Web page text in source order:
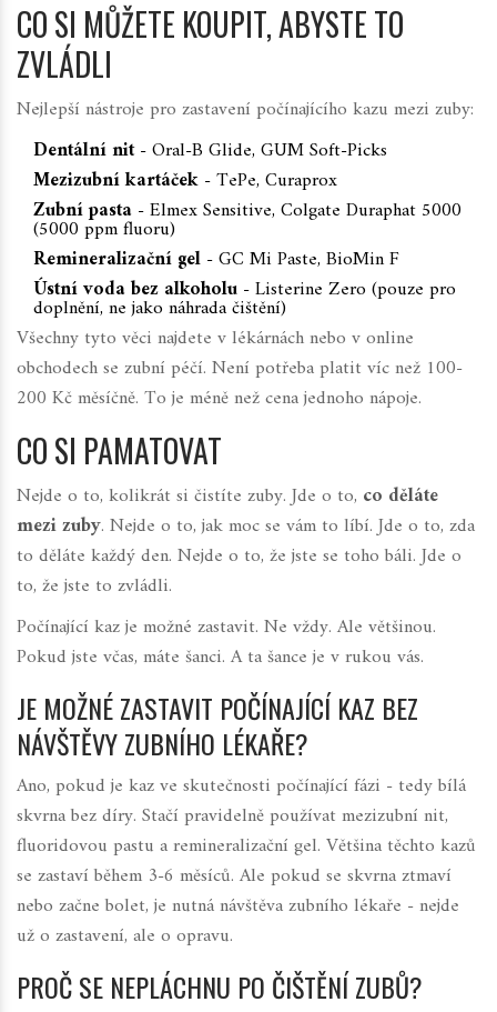
CO SI MŮŽETE KOUPIT, ABYSTE TO
ZVLÁDLI
Nejlepší nástroje pro zastavení počínajícího kazu mezi zuby:
Dentální nit- Oral-B Glide, GUM Soft-Picks
Mezizubní kartáček - TePe, Curaprox
Zubní pasta - Elmex Sensitive, Colgate Duraphat 5000
(5000 ppm fluoru)
Remineralizační gel - GC Mi Paste, BioMin F
Ústní voda bez alkoholu - Listerine Zero (pouze pro
doplnění, ne jako náhrada čištění)
Všechny tyto věci najdete v lékárnách nebo v online
obchodech se zubní péčí. Není potřeba platit víc než 100-
200 Kč měsíčně. To je méně než cena jednoho nápoje.
CO SI PAMATOVAT
Nejde o to, kolikrát si čistíte zuby. Jde o to, co děláte
mezi zuby. Nejde o to, jak moc se vám to líbí. Jde o to, zda
to děláte každý den. Nejde o to, že jste se toho báli. Jde o
to, že jste to zvládli.
Počínající kaz je možné zastavit. Ne vždy. Ale většinou.
Pokud jste včas, máte šanci. A ta šance je v rukou vás.
JE MOŽNÉ ZASTAVIT POČÍNAJÍCÍ KAZ BEZ
NÁVŠTĚVY ZUBNÍHO LÉKAŘE?
Ano, pokud je kaz ve skutečnosti počínající fázi - tedy bílá
skvrna bez díry. Stačí pravidelně používat mezizubní nit,
fluoridovou pastu a remineralizační gel. Většina těchto kazů
se zastaví během 3-6 měsíců. Ale pokud se skvrna ztmaví
nebo začne bolet, je nutná návštěva zubního lékaře - nejde
už o zastavení, ale o opravu.
PROČ SE NEPLÁCHNU PO ČIŠTĚNÍ ZUBŮ?